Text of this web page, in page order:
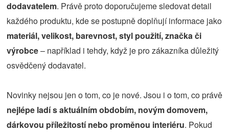
dodavatelem. Právě proto doporučujeme sledovat detail
každého produktu, kde se postupně doplňují informace jako
materiál, velikost, barevnost, styl použití, značka či
výrobce– například i tehdy, když je pro zákazníka důležitý
osvědčený dodavatel.
Novinky nejsou jen o tom, co je nové. Jsou i o tom, co právě
nejlépe ladí s aktuálním obdobím, novým domovem,
dárkovou příležitostí nebo proměnou interiéru. Pokud